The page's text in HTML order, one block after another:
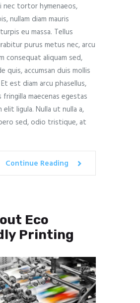
nec tortor hymenaeos,
nullam diam mauris
eu massa. Tellus
purus metus nec, arcu
consequat aliquam sed,
quis, accumsan duis mollis
est diam arcu phasellus,
maecenas egestas
elit ligula. Nulla ut nulla a,
sed, odio tristique, at
Continue Reading
Eco
Printing